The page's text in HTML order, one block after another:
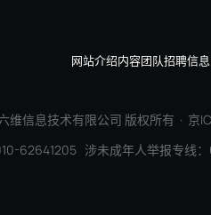
网站介绍内容团队招聘信息
维信息技术有限公司 版权所有 · 京
62641205 涉未成年人举报专线